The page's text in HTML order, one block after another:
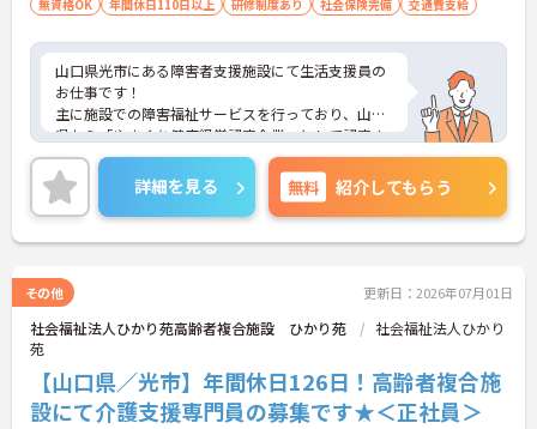
無資格OK 年間休日110日以上 研修制度あり 社会保険完備 交通費支給
山口県光市にある障害者支援施設にて生活支援員の
お仕事です！
主に施設での障害福祉サービスを行っており、山口
県から「やまぐち健康経営認定企業」として認定さ
れている法人様です。
福利厚生や手当がとても充実しております★
ご興味ある方には、面接対策ポイントなど、さらに
詳細をお話しいたしますのでお気軽にご相談くださ
い。
詳細を見る 無料 紹介してもらう
その他 更新日：2026年07月01日
社会福祉法人ひかり苑高齢者複合施設 ひかり苑
社会福祉法人ひかり
苑
【山口県／光市】年間休日126日！高齢者複合施
設にて介護支援専門員の募集です★＜正社員＞